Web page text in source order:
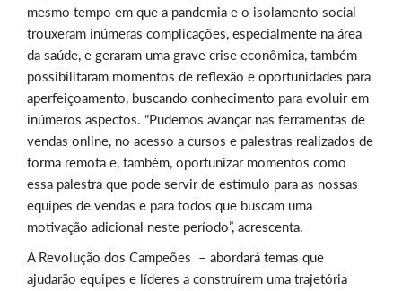
mesmo tempo em que a pandemia e o isolamento social
trouxeram inúmeras complicações, especialmente na área
da saúde, e geraram uma grave crise econômica, também
possibilitaram momentos de reflexão e oportunidades para
aperfeiçoamento, buscando conhecimento para evoluir em
inúmeros aspectos. “Pudemos avançar nas ferramentas de
vendas online, no acesso a cursos e palestras realizados de
forma remota e, também, oportunizar momentos como
essa palestra que pode servir de estímulo para as nossas
equipes de vendas e para todos que buscam uma
motivação adicional neste período”, acrescenta.
A Revolução dos Campeões – abordará temas que
ajudarão equipes e líderes a construírem uma trajetória